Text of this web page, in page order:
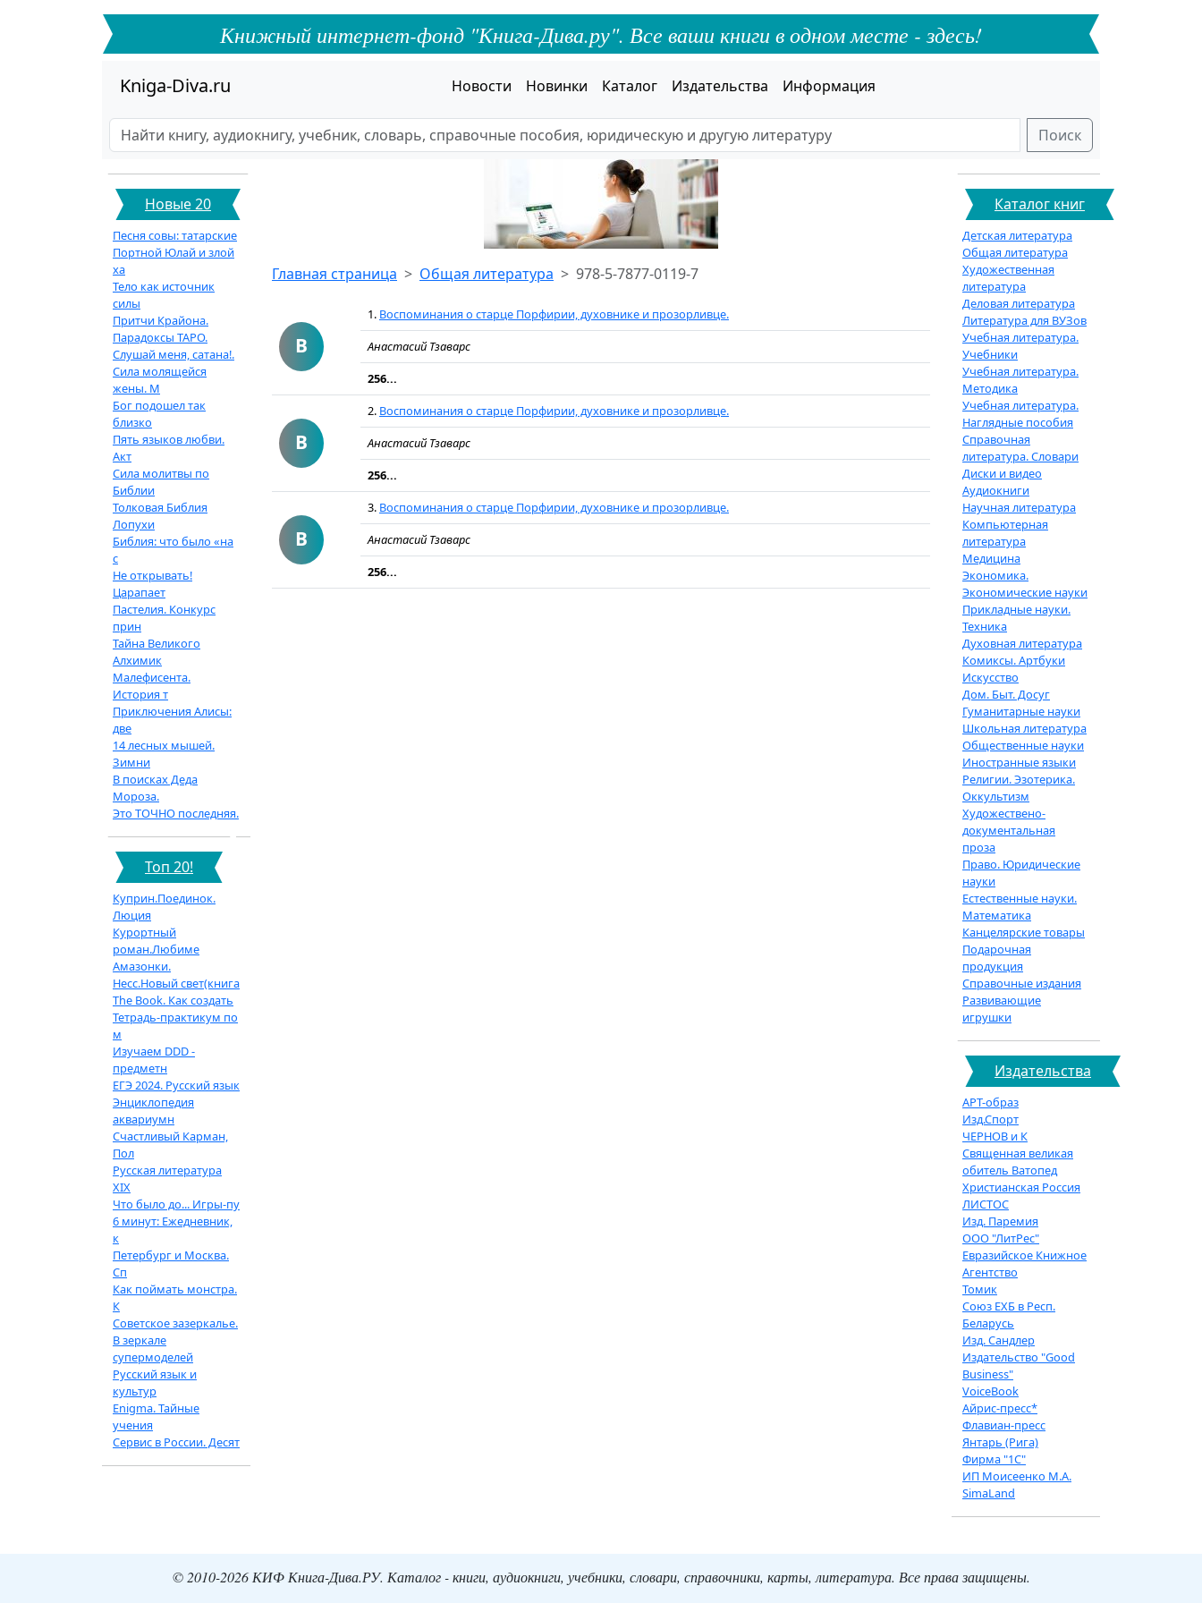
Книжный интернет-фонд "Книга-Дива.ру". Все ваши книги в одном месте - здесь!
Kniga-Diva.ru Новости Новинки Каталог Издательства Информация
Поиск
Новые 20
Песня совы: татарские
Портной Юлай и злой
ха
Тело как источник
силы
Притчи Крайона.
Парадоксы ТАРО.
Слушай меня, сатана!.
Сила молящейся
жены. М
Бог подошел так
близко
Пять языков любви.
Акт
Сила молитвы по
Библии
Толковая Библия
Лопухи
Библия: что было «на
с
Не открывать!
Царапает
Пастелия. Конкурс
прин
Тайна Великого
Алхимик
Малефисента.
История т
Приключения Алисы:
две
14 лесных мышей.
Зимни
В поисках Деда
Мороза.
Это ТОЧНО последняя.
Топ 20!
Куприн.Поединок.
Люция
Курортный
роман.Любиме
Амазонки.
Несс.Новый свет(книга
The Book. Как создать
Тетрадь-практикум по
м
Изучаем DDD -
предметн
ЕГЭ 2024. Русский язык
Энциклопедия
аквариумн
Счастливый Карман,
Пол
Русская литература
XIX
Что было до... Игры-пу
6 минут: Ежедневник,
к
Петербург и Москва.
Сп
Как поймать монстра.
К
Советское зазеркалье.
В зеркале
супермоделей
Русский язык и
культур
Enigma. Тайные
учения
Сервис в России. Десят
Главная страница Общая литература 978-5-7877-0119-7
В
1. Воспоминания о старце Порфирии, духовнике и прозорливце.
Анастасий Тзаварс
256...
В
2. Воспоминания о старце Порфирии, духовнике и прозорливце.
Анастасий Тзаварс
256...
В
3. Воспоминания о старце Порфирии, духовнике и прозорливце.
Анастасий Тзаварс
256...
Каталог книг
Детская литература
Общая литература
Художественная
литература
Деловая литература
Литература для ВУЗов
Учебная литература.
Учебники
Учебная литература.
Методика
Учебная литература.
Наглядные пособия
Справочная
литература. Словари
Диски и видео
Аудиокниги
Научная литература
Компьютерная
литература
Медицина
Экономика.
Экономические науки
Прикладные науки.
Техника
Духовная литература
Комиксы. Артбуки
Искусство
Дом. Быт. Досуг
Гуманитарные науки
Школьная литература
Общественные науки
Иностранные языки
Религии. Эзотерика.
Оккультизм
Художествено-
документальная
проза
Право. Юридические
науки
Естественные науки.
Математика
Канцелярские товары
Подарочная
продукция
Справочные издания
Развивающие
игрушки
Издательства
АРТ-образ
Изд.Спорт
ЧЕРНОВ и К
Священная великая
обитель Ватопед
Христианская Россия
ЛИСТОС
Изд. Паремия
ООО "ЛитРес"
Евразийское Книжное
Агентство
Томик
Союз ЕХБ в Респ.
Беларусь
Изд. Сандлер
Издательство "Good
Business"
VoiceBook
Айрис-пресс*
Флавиан-пресс
Янтарь (Рига)
Фирма "1С"
ИП Моисеенко М.А.
SimaLand
© 2010-2026 КИФ Книга-Дива.РУ. Каталог - книги, аудиокниги, учебники, словари, справочники, карты, литература. Все права защищены.